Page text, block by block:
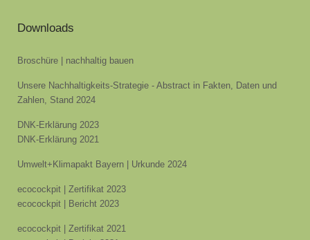
Downloads
Broschüre | nachhaltig bauen
Unsere Nachhaltigkeits-Strategie - Abstract in Fakten, Daten und
Zahlen, Stand 2024
DNK-Erklärung 2023
DNK-Erklärung 2021
Umwelt+Klimapakt Bayern | Urkunde 2024
ecocockpit | Zertifikat 2023
ecocockpit | Bericht 2023
ecocockpit | Zertifikat 2021